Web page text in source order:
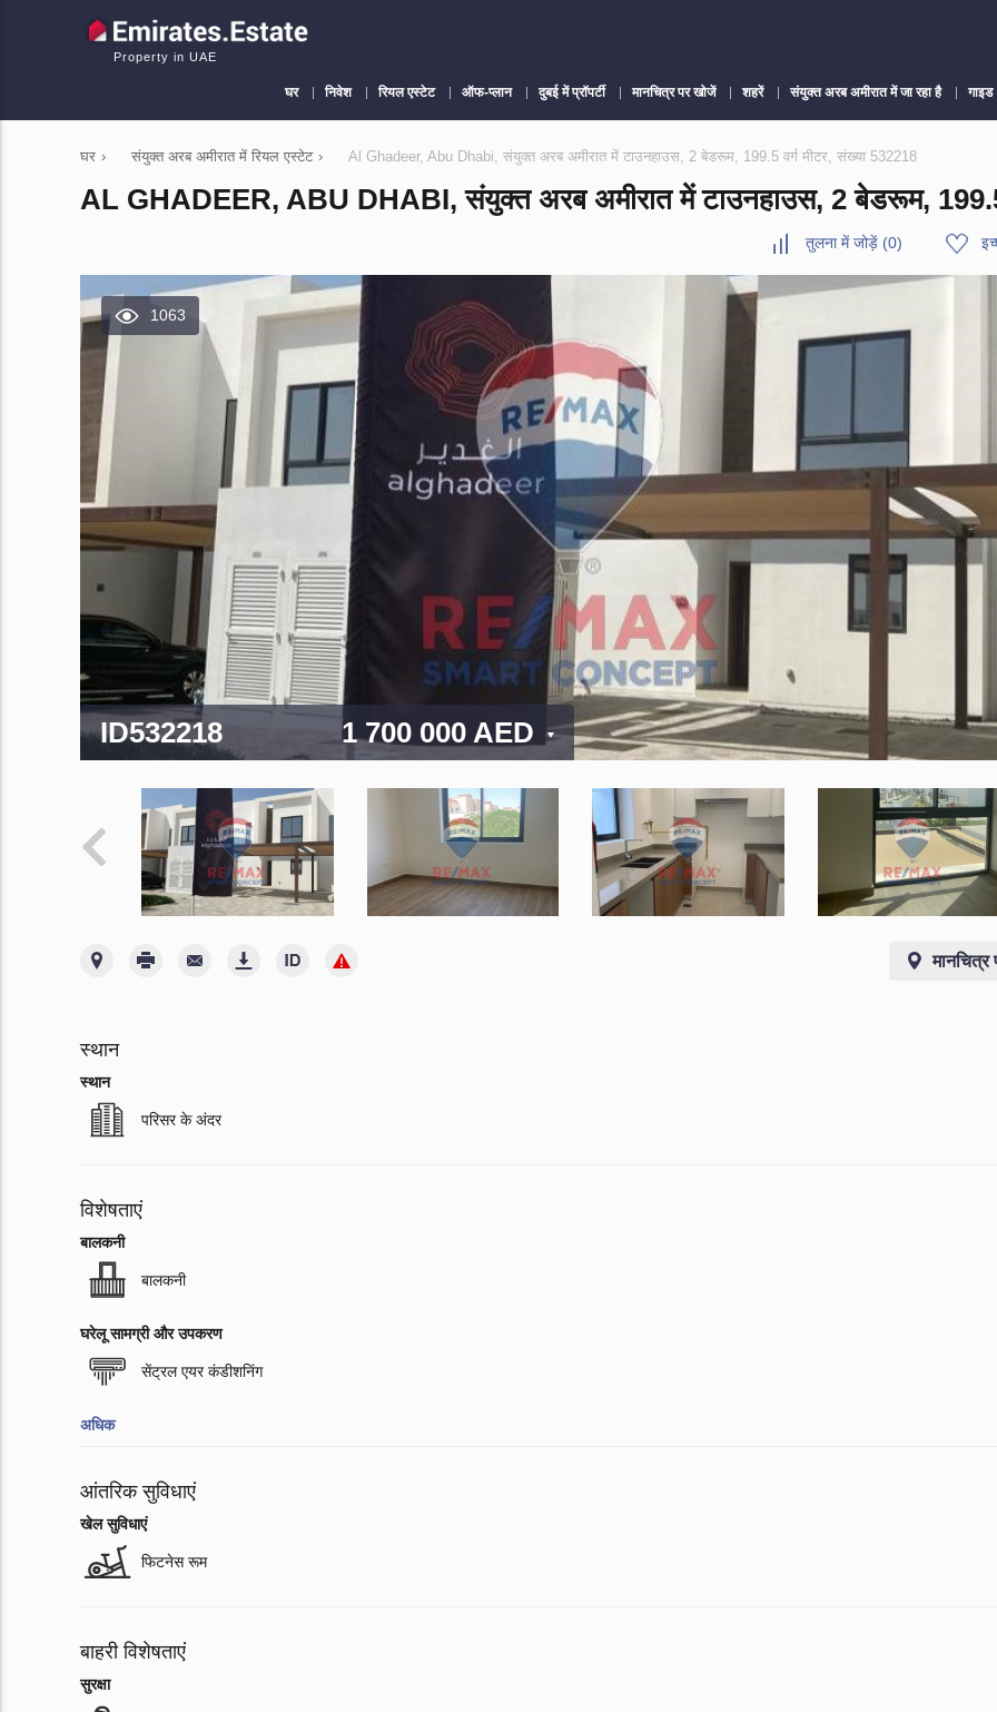
Property in UAE
घर निवेश रियल एस्टेट ऑफ-प्लान दुबई में प्रॉपर्टी मानचित्र पर खोजें शहरें संयुक्त अरब अमीरात में जा रहा है गाइड
घर › संयुक्त अरब अमीरात में रियल एस्टेट › Al Ghadeer, Abu Dhabi, संयुक्त अरब अमीरात में टाउनहाउस, 2 बेडरूम, 199.5 वर्ग मीटर, संख्या 532218
AL GHADEER, ABU DHABI, संयुक्त अरब अमीरात में टाउनहाउस, 2 बेडरूम, 199.5
तुलना में जोड़ें (0)
1063
ID532218 1 700 000 AED
मानचित्र
स्थान
स्थान
परिसर के अंदर
विशेषताएं
बालकनी
बालकनी
घरेलू सामग्री और उपकरण
सेंट्रल एयर कंडीशनिंग
अधिक
आंतरिक सुविधाएं
खेल सुविधाएं
फिटनेस रूम
बाहरी विशेषताएं
सुरक्षा